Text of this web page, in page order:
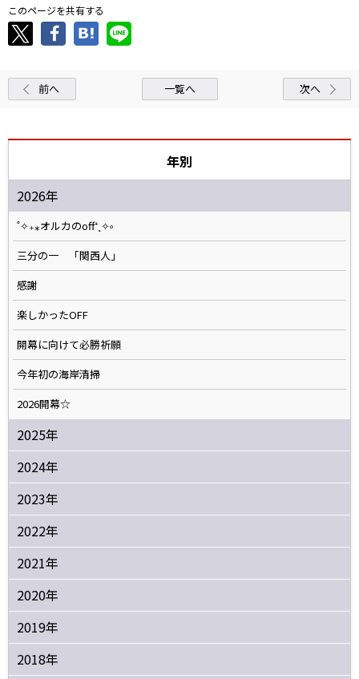
このページを共有する
前へ 一覧へ 次へ
年別
2026年
˚✧₊⁎オルカのoff⁺˳✧༚
三分の一 「関西人」
感謝
楽しかったOFF
開幕に向けて必勝祈願
今年初の海岸清掃
2026開幕☆
2025年
2024年
2023年
2022年
2021年
2020年
2019年
2018年